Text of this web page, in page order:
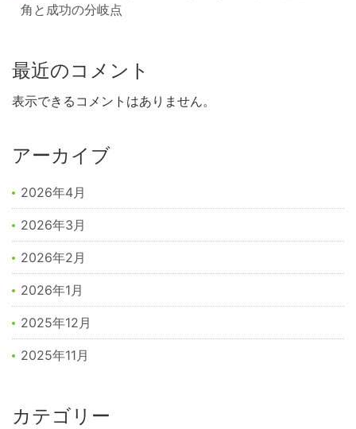
角と成功の分岐点
最近のコメント
表示できるコメントはありません。
アーカイブ
2026年4月
2026年3月
2026年2月
2026年1月
2025年12月
2025年11月
カテゴリー